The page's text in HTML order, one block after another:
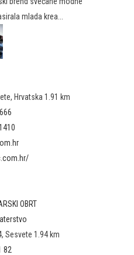
mlada krea...
Hrvatska 1.91 km
OBRT
Sesvete 1.94 km
82